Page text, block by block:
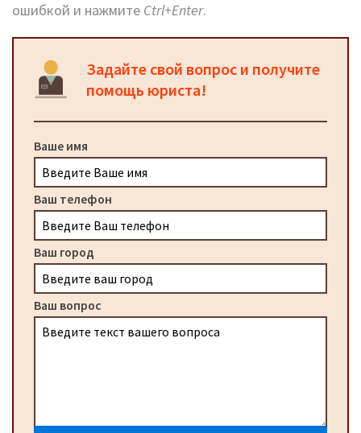
ошибкой и нажмите Ctrl+Enter.
Задайте свой вопрос и получите
помощь юриста!
Ваше имя
Ваш телефон
Ваш город
Ваш вопрос